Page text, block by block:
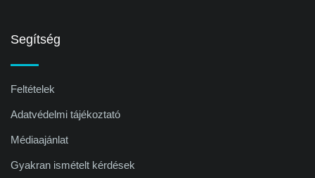
Segítség
Feltételek
Adatvédelmi tájékoztató
Médiaajánlat
Gyakran ismételt kérdések